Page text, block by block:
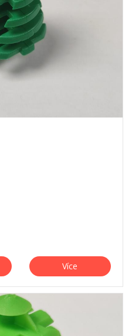
Více